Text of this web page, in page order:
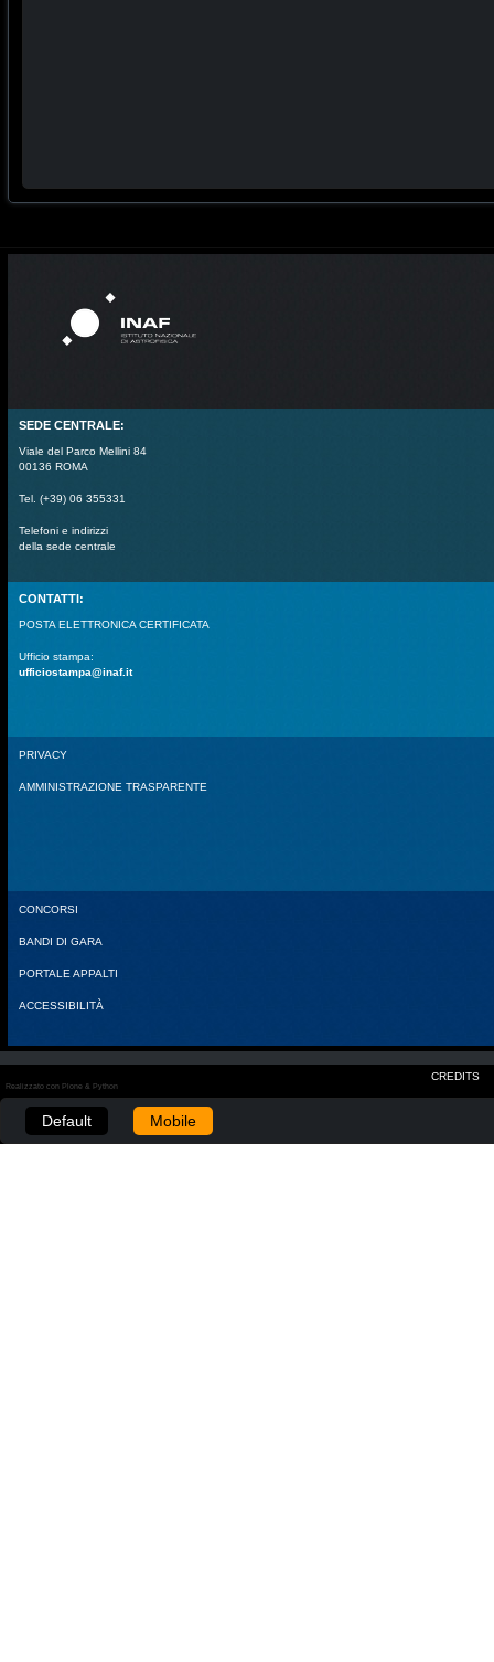
SEDE CENTRALE:
Viale del Parco Mellini 84
00136 ROMA
Tel. (+39) 06 355331
Telefoni e indirizzi
della sede centrale
CONTATTI:
POSTA ELETTRONICA CERTIFICATA
Ufficio stampa:
ufficiostampa@inaf.it
PRIVACY
AMMINISTRAZIONE TRASPARENTE
CONCORSI
BANDI DI GARA
PORTALE APPALTI
ACCESSIBILITÀ
CREDITS
Realizzato con Plone & Python
Default Mobile